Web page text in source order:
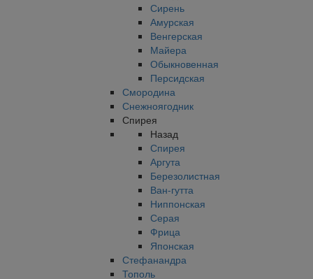
Сирень
Амурская
Венгерская
Майера
Обыкновенная
Персидская
Смородина
Снежноягодник
Спирея
Назад
Спирея
Аргута
Березолистная
Ван-гутта
Ниппонская
Серая
Фрица
Японская
Стефанандра
Тополь